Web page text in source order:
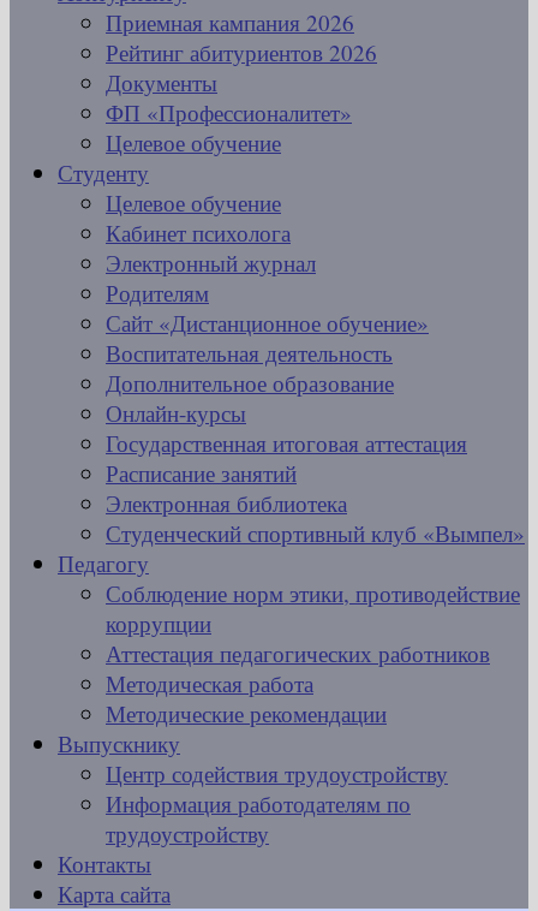
Приемная кампания 2026
Рейтинг абитуриентов 2026
Документы
ФП «Профессионалитет»
Целевое обучение
Студенту
Целевое обучение
Кабинет психолога
Электронный журнал
Родителям
Сайт «Дистанционное обучение»
Воспитательная деятельность
Дополнительное образование
Онлайн-курсы
Государственная итоговая аттестация
Расписание занятий
Электронная библиотека
Студенческий спортивный клуб «Вымпел»
Педагогу
Соблюдение норм этики, противодействие
коррупции
Аттестация педагогических работников
Методическая работа
Методические рекомендации
Выпускнику
Центр содействия трудоустройству
Информация работодателям по
трудоустройству
Контакты
Карта сайта